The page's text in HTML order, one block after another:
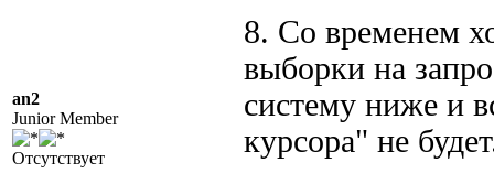
an2
Junior Member
Отсутствует
8. Со временем
выборки на
систему ниже и
курсора" не